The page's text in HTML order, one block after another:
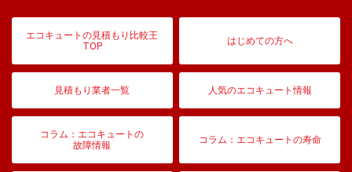
エコキュートの見積もり比較王
TOP
はじめての方へ
見積もり業者一覧 人気のエコキュート情報
コラム：エコキュートの
故障情報
コラム：エコキュートの寿命